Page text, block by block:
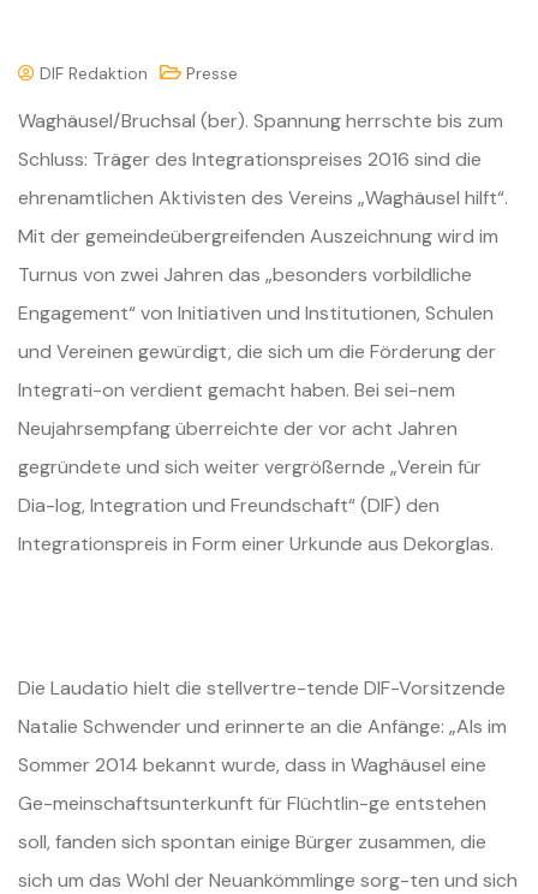
DIF Redaktion Presse
Waghäusel/Bruchsal (ber). Spannung herrschte bis zum
Schluss: Träger des Integrationspreises 2016 sind die
ehrenamtlichen Aktivisten des Vereins „Waghäusel hilft“.
Mit der gemeindeübergreifenden Auszeichnung wird im
Turnus von zwei Jahren das „besonders vorbildliche
Engagement“ von Initiativen und Institutionen, Schulen
und Vereinen gewürdigt, die sich um die Förderung der
Integrati-on verdient gemacht haben. Bei sei-nem
Neujahrsempfang überreichte der vor acht Jahren
gegründete und sich weiter vergrößernde „Verein für
Dia-log, Integration und Freundschaft“ (DIF) den
Integrationspreis in Form einer Urkunde aus Dekorglas.
Die Laudatio hielt die stellvertre-tende DIF-Vorsitzende
Natalie Schwender und erinnerte an die Anfänge: „Als im
Sommer 2014 bekannt wurde, dass in Waghäusel eine
Ge-meinschaftsunterkunft für Flüchtlin-ge entstehen
soll, fanden sich spontan einige Bürger zusammen, die
sich um das Wohl der Neuankömmlinge sorg-ten und sich